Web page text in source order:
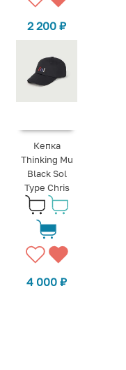
2 200₽
Кепка
Thinking Mu
Black Sol
Type Chris
4 000₽